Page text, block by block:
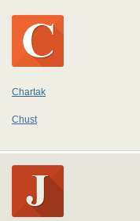
Chartak
Chust